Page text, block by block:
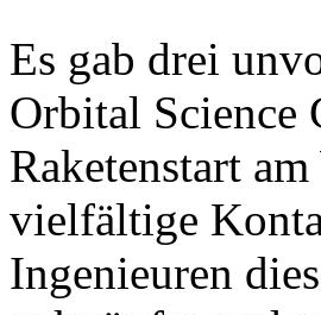
Es gab drei
Orbital Science
Raketenstart
vielfältige
Ingenieuren